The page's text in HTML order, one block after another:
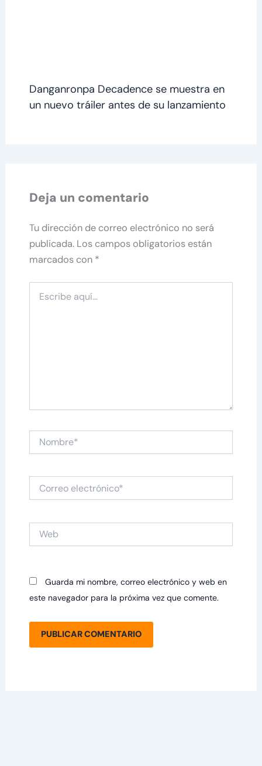
Danganronpa Decadence se muestra en
un nuevo tráiler antes de su lanzamiento
Deja un comentario
Tu dirección de correo electrónico no será
publicada. Los campos obligatorios están
marcados con *
aquí...
electrónico*
Guarda mi nombre, correo electrónico y web en
este navegador para la próxima vez que comente.